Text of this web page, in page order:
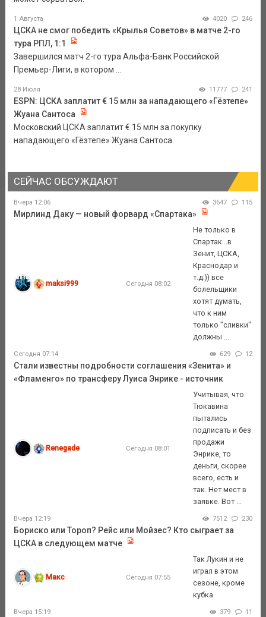
1 Августа 4020 246
ЦСКА не смог победить «Крылья Советов» в матче 2-го
тура РПЛ, 1:1
Завершился матч 2-го тура Альфа-Банк Российской
Премьер-Лиги, в котором ...
28 Июля 11777 241
ESPN: ЦСКА заплатит € 15 млн за нападающего «Гёзтепе»
Жуана Сантоса
Московский ЦСКА заплатит € 15 млн за покупку
нападающего «Гёзтепе» Жуана Сантоса.
СЕЙЧАС ОБСУЖДАЮТ
Вчера 12:06 3647 115
Мирлинд Даку — новый форвард «Спартака»
maksi999 Сегодня 08:02
Не только в
Спартак...в
Зенит, ЦСКА,
Краснодар и
т.д.)) все
болельщики
хотят думать,
что к ним
только "сливки"
должны ...
Сегодня 07:14 629 12
Стали известны подробности соглашения «Зенита» и
«Фламенго» по трансферу Луиса Энрике - источник
Renegade Сегодня 08:01
Учитывая, что
Тюкавина
пытались
подписать и без
продажи
Энрике, то
деньги, скорее
всего, есть и
так. Нет мест в
заявке. Вот ...
Вчера 12:19 7512 230
Бориско или Тороп? Рейс или Мойзес? Кто сыграет за
ЦСКА в следующем матче
Макс Сегодня 07:55
Так Лукин и не
играл в этом
сезоне, кроме
кубка
Вчера 15:19 379 11